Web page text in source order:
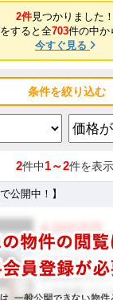
2件見つかりました！
すると全703件の中か
今すぐ見る
条件を絞り込む
2件中1～2件を表示
公開中！】